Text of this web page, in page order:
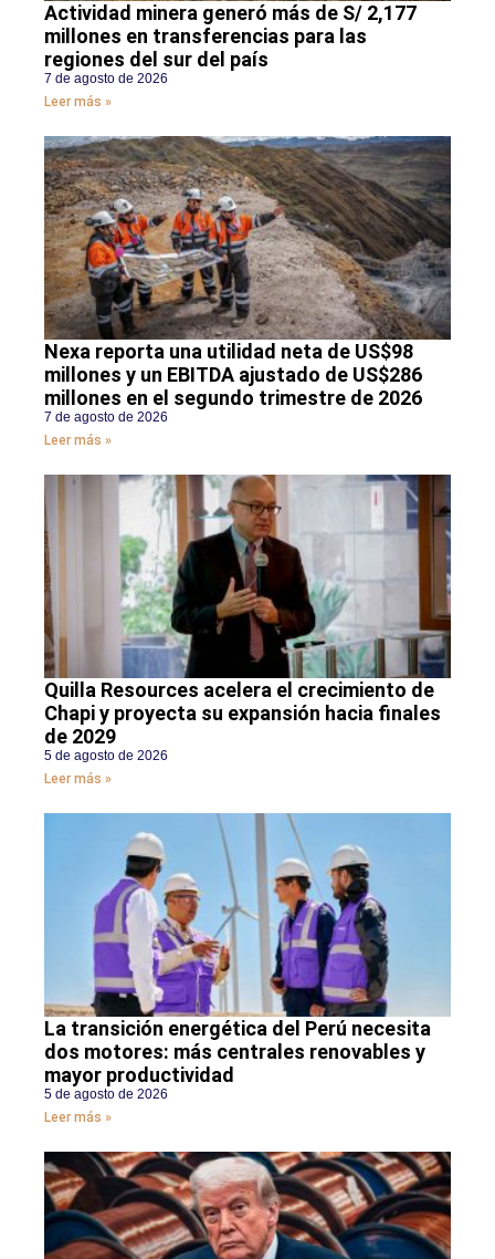
Actividad minera generó más de S/ 2,177
millones en transferencias para las
regiones del sur del país
7 de agosto de 2026
Leer más »
Nexa reporta una utilidad neta de US$98
millones y un EBITDA ajustado de US$286
millones en el segundo trimestre de 2026
7 de agosto de 2026
Leer más »
Quilla Resources acelera el crecimiento de
Chapi y proyecta su expansión hacia finales
de 2029
5 de agosto de 2026
Leer más »
La transición energética del Perú necesita
dos motores: más centrales renovables y
mayor productividad
5 de agosto de 2026
Leer más »